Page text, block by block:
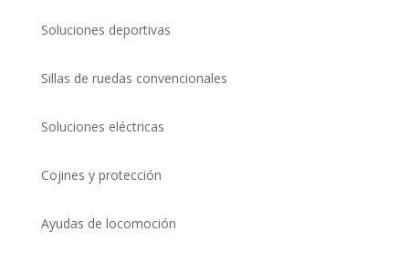
Soluciones deportivas
Sillas de ruedas convencionales
Soluciones eléctricas
Cojines y protección
Ayudas de locomoción